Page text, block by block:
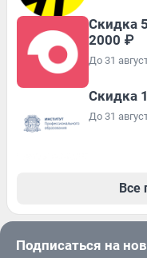
Скидка
2000 ₽
До 31
Скидка
До 31
Все
Подписаться на